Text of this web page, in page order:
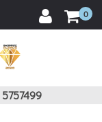
0
5757499